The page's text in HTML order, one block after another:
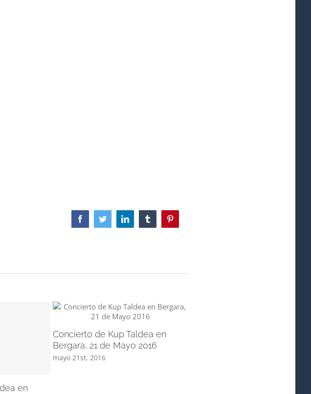
FacebookTwitterLinkedIn TumblrPinterest
en
Concierto de Kup Taldea en
Bergara, 21 de Mayo 2016
mayo 21st, 2016